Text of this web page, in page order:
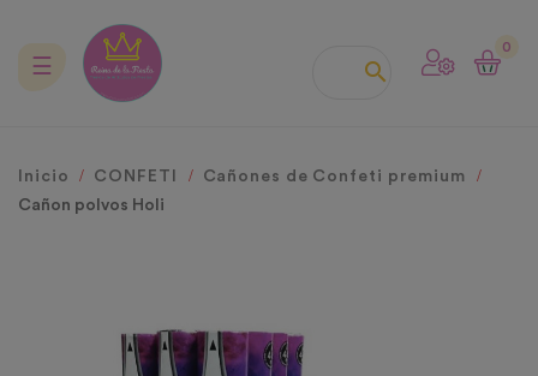

0
Navegación
☰
Inicio CONFETI
Cañones de Confeti premium
Cañon polvos Holi